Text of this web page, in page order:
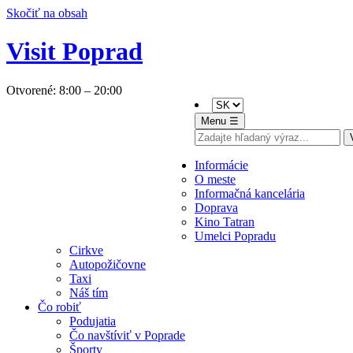
Skočiť na obsah
Visit Poprad
Otvorené: 8:00 – 20:00
Bedeker E-book
Menu ☰
Informácie
O meste
Informačná kancelária
Doprava
Kino Tatran
Umelci Popradu
Cirkve
Autopožičovne
Taxi
Náš tím
Čo robiť
Podujatia
Čo navštíviť v Poprade
Športy